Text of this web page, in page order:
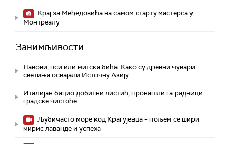
Крај за Међедовића на самом старту мастерса у
Монтреалу
Занимљивости
Лавови, пси или митска бића: Како су древни чувари
светиња освајали Источну Азију
Италијан бацио добитни листић, пронашли га радници
градске чистоће
Љубичасто море код Крагујевца – пољем се шири
мирис лаванде и успеха